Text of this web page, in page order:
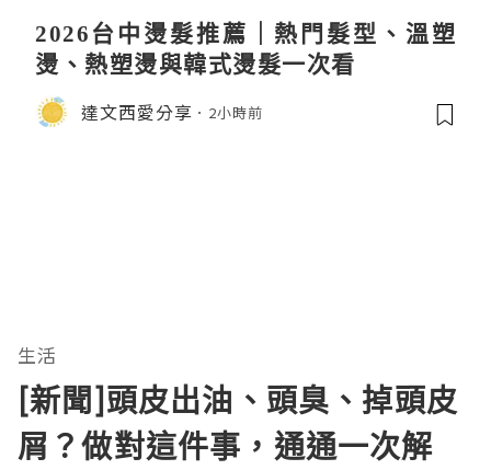
2026台中燙髮推薦｜熱門髮型、溫塑
燙、熱塑燙與韓式燙髮一次看
達文西愛分享 2小時前
生活
[新聞]頭皮出油、頭臭、掉頭皮
屑？做對這件事，通通一次解